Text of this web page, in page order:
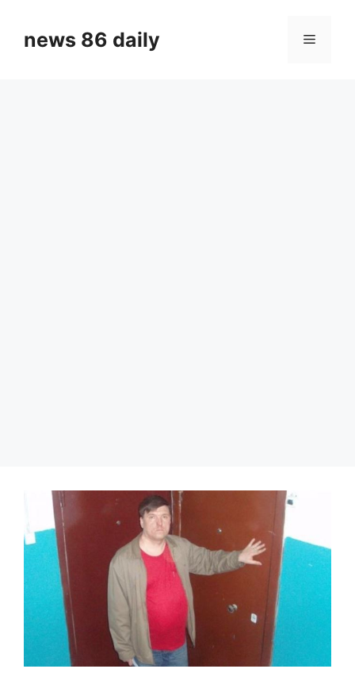
contentnews 86 daily Menu